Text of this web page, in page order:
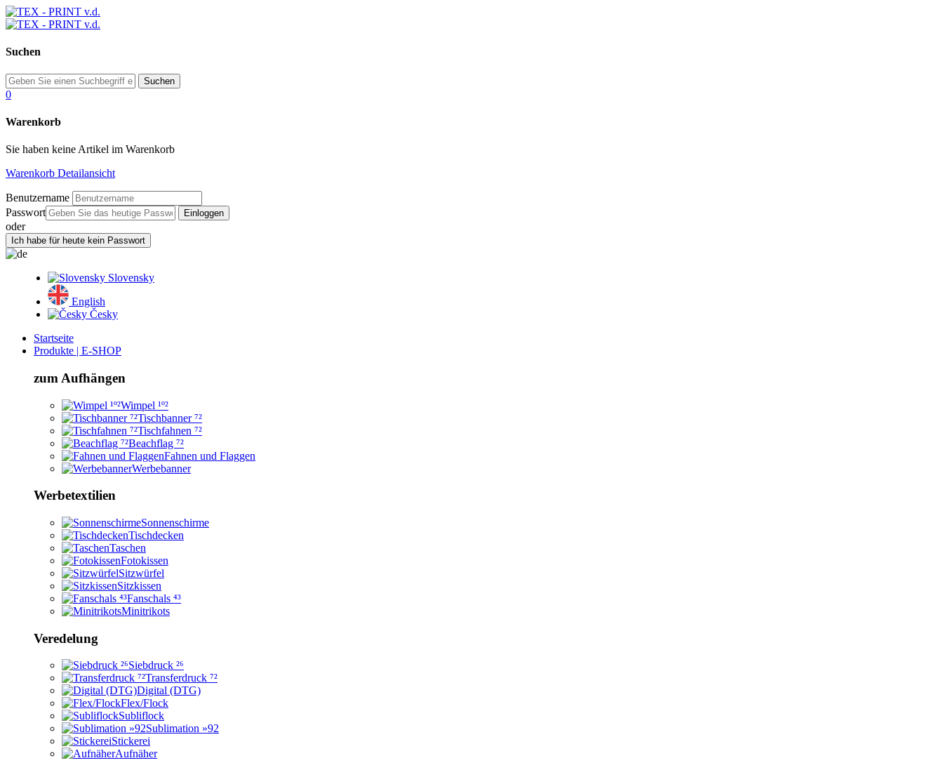
Suchen
0
Warenkorb
Sie haben keine Artikel im Warenkorb
Warenkorb Detailansicht
Benutzername
Passwort
oder
Slovensky
English
Česky
Startseite
Produkte | E-SHOP
zum Aufhängen
Wimpel ¹º²
Tischbanner ⁷²
Tischfahnen ⁷²
Beachflag ⁷²
Fahnen und Flaggen
Werbebanner
Werbetextilien
Sonnenschirme
Tischdecken
Taschen
Fotokissen
Sitzwürfel
Sitzkissen
Fanschals ⁴³
Minitrikots
Veredelung
Siebdruck ²⁶
Transferdruck ⁷²
Digital (DTG)
Flex/Flock
Subliflock
Sublimation »92
Stickerei
Aufnäher